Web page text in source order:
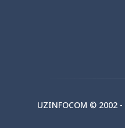
UZINFOCOM © 2002 -